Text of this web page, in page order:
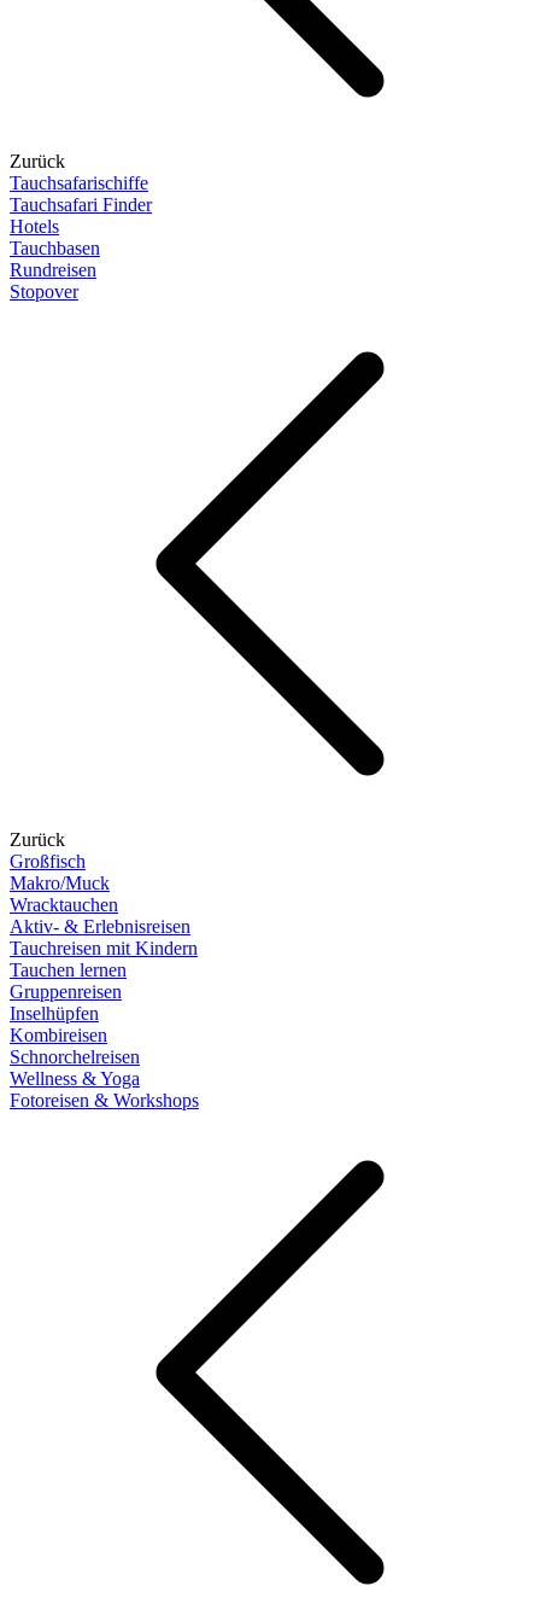
Zurück
Tauchsafarischiffe
Tauchsafari Finder
Hotels
Tauchbasen
Rundreisen
Stopover
Zurück
Großfisch
Makro/Muck
Wracktauchen
Aktiv- & Erlebnisreisen
Tauchreisen mit Kindern
Tauchen lernen
Gruppenreisen
Inselhüpfen
Kombireisen
Schnorchelreisen
Wellness & Yoga
Fotoreisen & Workshops